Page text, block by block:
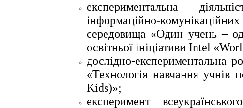
експериментальна
інформаційно-
середовища «Один учень –
освітньої ініціативи Intel
дослідно-експериментальна
«Технологія навчання учнів
Kids)»;
експеримент